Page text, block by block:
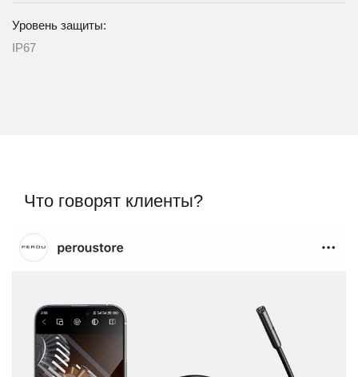
Уровень защиты:
IP67
Что говорят клиенты?